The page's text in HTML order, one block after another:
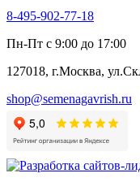
Алтей
Анис
Бессмертник
Валериана
Гибискус
Девясил
Душица
8-495-902-77-18
Пн-Пт с 9:00 до 17:00
127018, г.Москва,
shop@semenagavrish.ru